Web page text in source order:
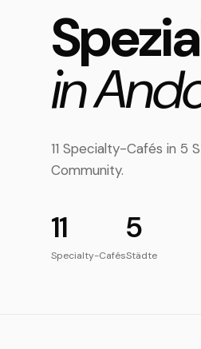
in
11 Specialty-Cafés in 5
Community.
11
Specialty-Cafés
5
Städte